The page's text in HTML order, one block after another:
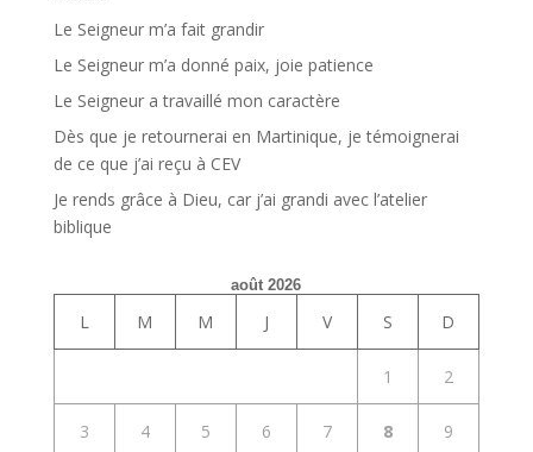
Le Seigneur m’a fait grandir
Le Seigneur m’a donné paix, joie patience
Le Seigneur a travaillé mon caractère
Dès que je retournerai en Martinique, je témoignerai
de ce que j’ai reçu à CEV
Je rends grâce à Dieu, car j’ai grandi avec l’atelier
biblique
août 2026
L M M J V S D
1 2
3 4 5 6 7 8 9